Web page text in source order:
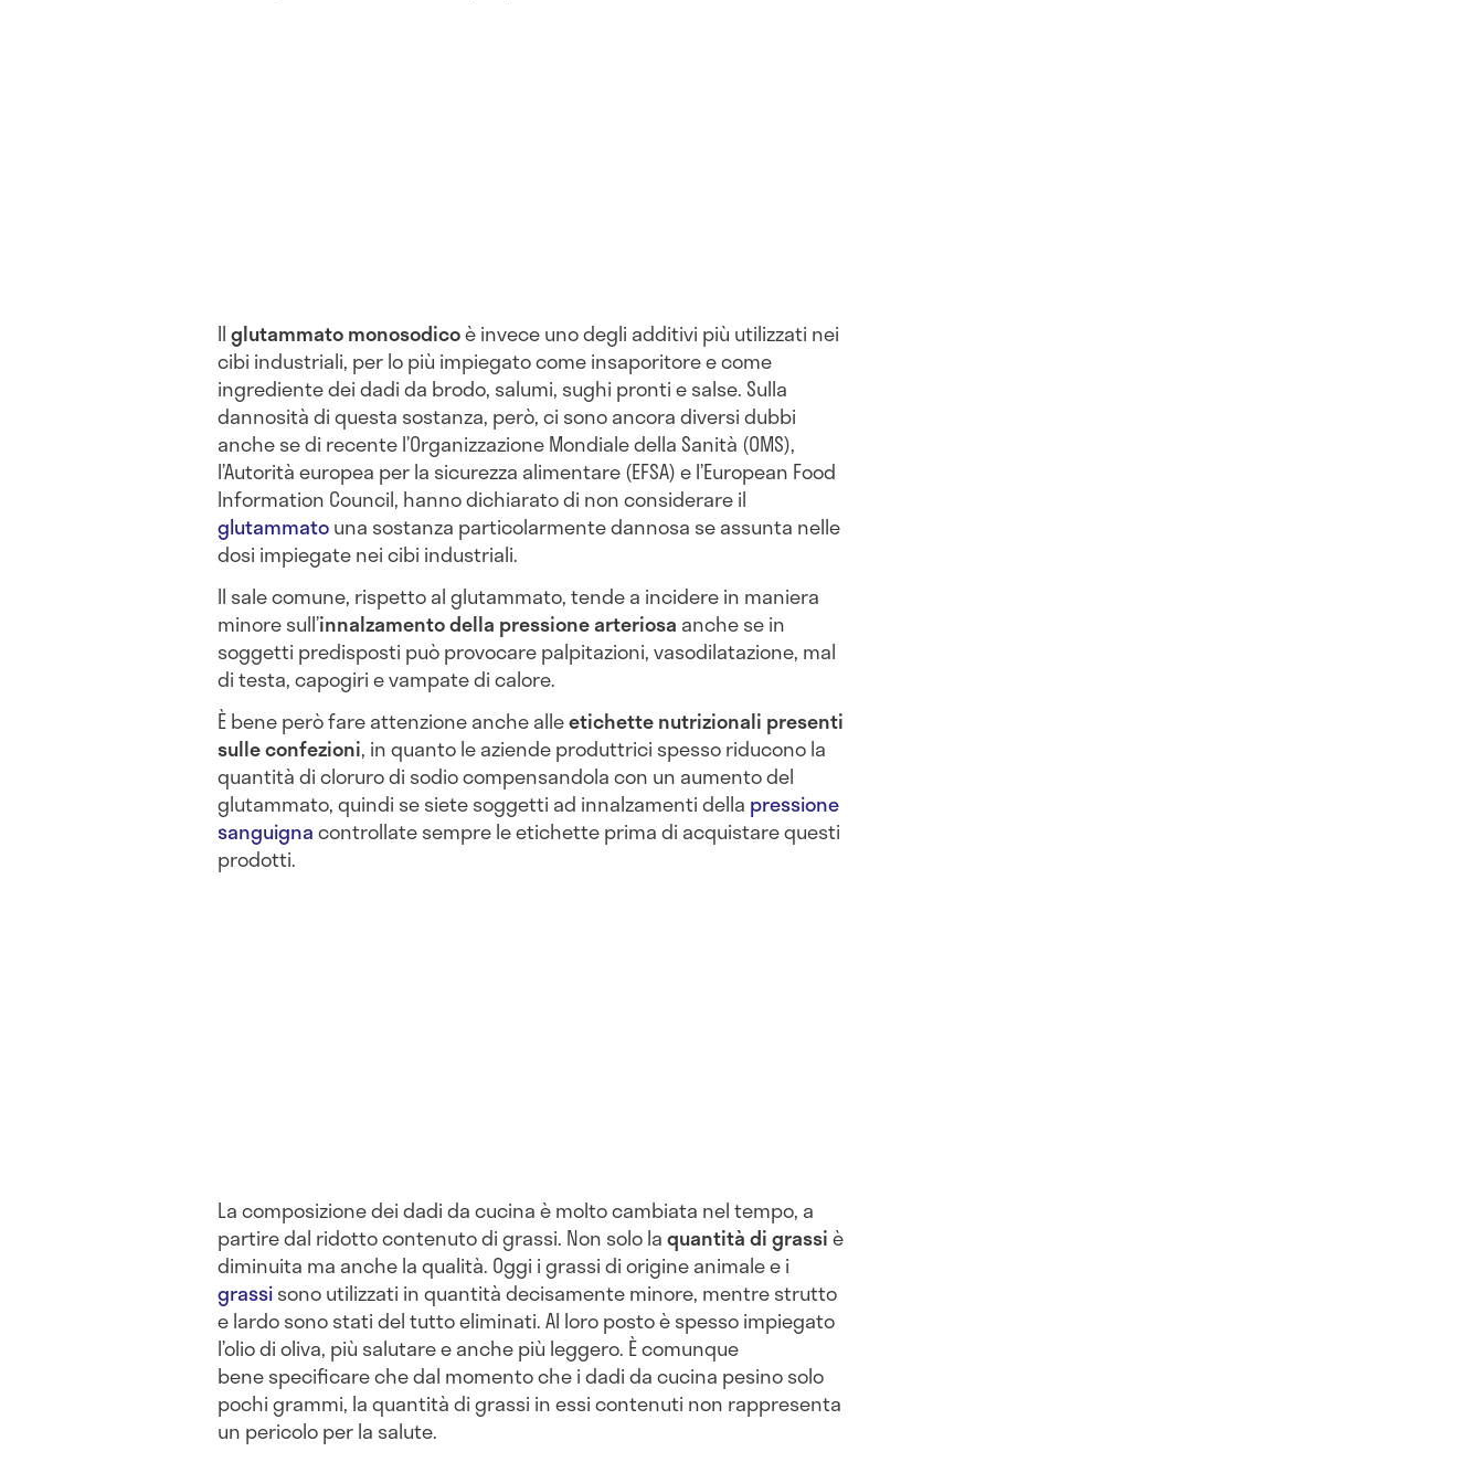
Ilglutammato monosodicoè invece uno degli additivi più utilizzati nei
cibi industriali, per lo più impiegato come insaporitore e come
ingrediente dei dadi da brodo, salumi, sughi pronti e salse. Sulla
dannosità di questa sostanza, però, ci sono ancora diversi dubbi
anche se di recente l’Organizzazione Mondiale della Sanità (OMS),
l’Autorità europea per la sicurezza alimentare (EFSA) e l’European Food
Information Council, hanno dichiarato di non considerare il
glutammatouna sostanza particolarmente dannosa se assunta nelle
dosi impiegate nei cibi industriali.
Il sale comune, rispetto al glutammato, tende a incidere in maniera
minore sull’innalzamento della pressione arteriosa anche se in
soggetti predisposti può provocare palpitazioni, vasodilatazione, mal
di testa, capogiri e vampate di calore.
È bene però fare attenzione anche alleetichette nutrizionali presenti
sulle confezioni, in quanto le aziende produttrici spesso riducono la
quantità di cloruro di sodio compensandola con un aumento del
glutammato, quindi se siete soggetti ad innalzamenti della pressione
sanguignacontrollate sempre le etichette prima di acquistare questi
prodotti.
La composizione dei dadi da cucina è molto cambiata nel tempo, a
partire dal ridotto contenuto di grassi. Non solo laquantità di grassiè
diminuita ma anche la qualità. Oggi i grassi di origine animale e i
grassisono utilizzati in quantità decisamente minore, mentre strutto
e lardo sono stati del tutto eliminati. Al loro posto è spesso impiegato
l’olio di oliva, più salutare e anche più leggero. È comunque
bene specificare che dal momento che i dadi da cucina pesino solo
pochi grammi, la quantità di grassi in essi contenuti non rappresenta
un pericolo per la salute.